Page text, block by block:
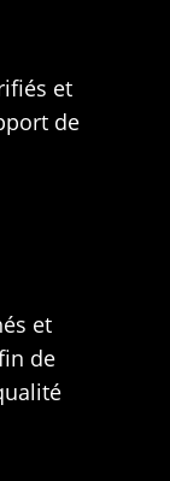
et
de
et
de